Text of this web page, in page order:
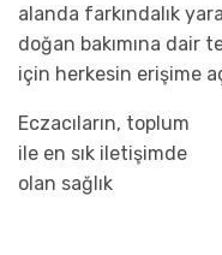
alanda farkındalık
doğan bakımına dair
için herkesin erişime
Eczacıların, toplum
ile en sık iletişimde
olan sağlık